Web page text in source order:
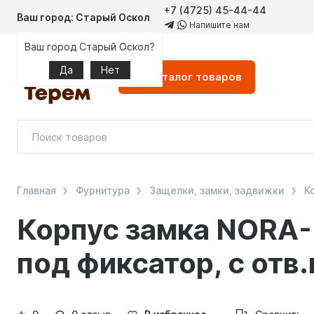
Ваш город: Старый Оскол
Ваш город Старый Оскол?
Да
Нет
+7 (4725) 45-44-44
Напишите нам
Каталог товаров
Корпус замка
под фиксатор, с
Главная Фурнитура Защелки, замки, задвижки